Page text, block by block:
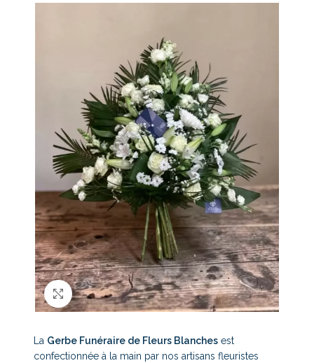
Click to enlarge
La Gerbe Funéraire de Fleurs Blanches est
confectionnée à la main par nos artisans fleuristes